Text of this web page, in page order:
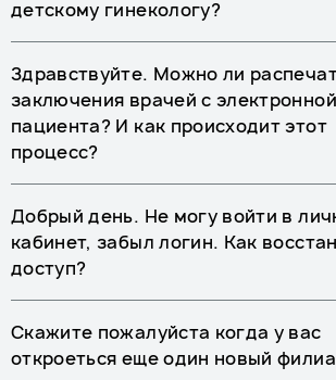
детскому гинекологу?
Здравствуйте. Можно ли
заключения врачей с
пациента? И как происходит этот
процесс?
Добрый день. Не могу войти в
кабинет, забыл логин. Как
доступ?
Скажите пожалуйста когда у вас
откроеться еще один новый